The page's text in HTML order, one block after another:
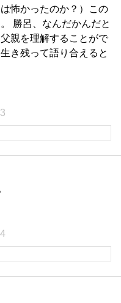
怖かったのか？）この
勝呂、なんだかんだと
親を理解することがで
き残って語り合えると